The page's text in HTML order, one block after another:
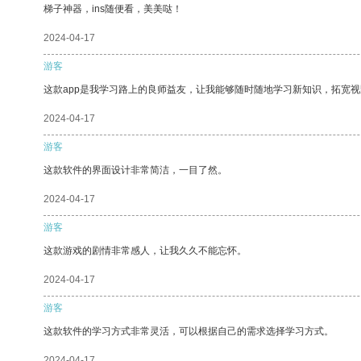
梯子神器，ins随便看，美美哒！
2024-04-17
游客
这款app是我学习路上的良师益友，让我能够随时随地学习新知识，拓宽
2024-04-17
游客
这款软件的界面设计非常简洁，一目了然。
2024-04-17
游客
这款游戏的剧情非常感人，让我久久不能忘怀。
2024-04-17
游客
这款软件的学习方式非常灵活，可以根据自己的需求选择学习方式。